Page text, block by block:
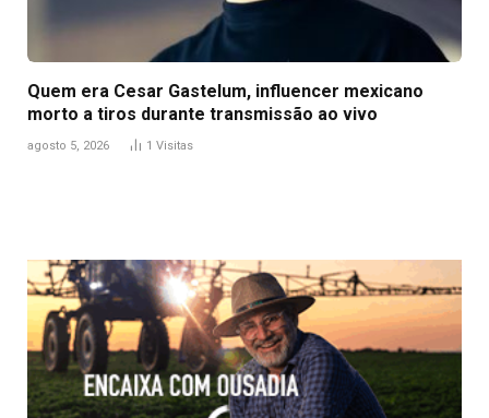
Quem era Cesar Gastelum, influencer mexicano
morto a tiros durante transmissão ao vivo
agosto 5, 2026 1 Visitas